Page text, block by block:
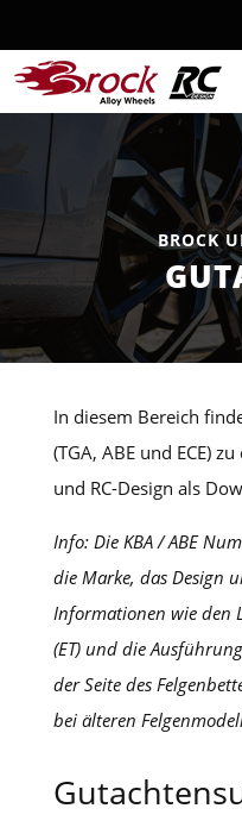
BROCK
In diesem Bereich
(TGA, ABE und ECE)
und RC-Design als
Info: Die KBA / ABE
die Marke, das Design
Informationen wie den
(ET) und die
der Seite des
bei älteren